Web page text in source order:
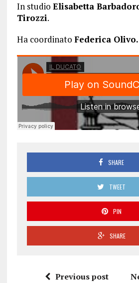
In studio Elisabetta
Tirozzi.
Ha coordinato Federica Olivo.
SHARE
TWEET
PIN
SHARE
Previous post